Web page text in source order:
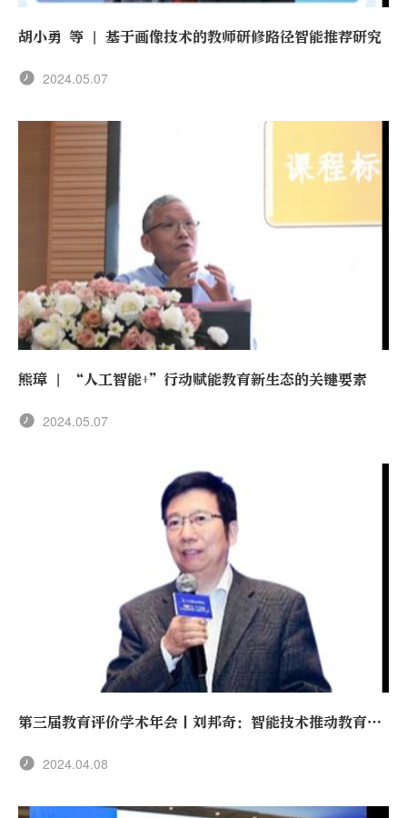
胡小勇 等 | 基于画像技术的教师研修路径智能推荐研究
2024.05.07
熊璋 | “人工智能+”行动赋能教育新生态的关键要素
2024.05.07
第三届教育评价学术年会丨刘邦奇：智能技术推动教育评
2024.04.08